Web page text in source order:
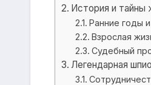
История и тайны
Ранние годы
Взрослая
Судебный
Легендарная